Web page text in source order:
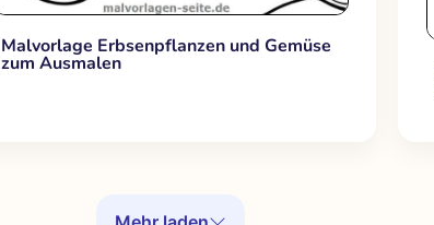
Malvorlage Erbsenpflanzen und Gemüse
zum Ausmalen